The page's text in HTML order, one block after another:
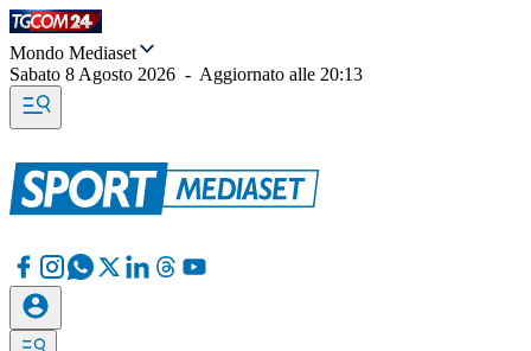
Mondo Mediaset
Sabato 8 Agosto 2026 - Aggiornato alle 20:13